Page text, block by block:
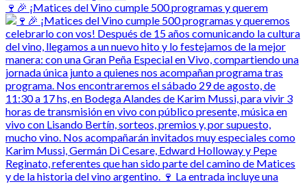
🍷🎉 ¡Matices del Vino cumple 500 programas y querem